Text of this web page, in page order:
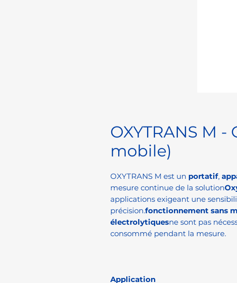
OXYTRANS M
mobile)
OXYTRANS M est un portatif,
mesure continue de la solution
applications exigeant une
précision.fonctionnement sans
électrolytiquesne sont pas
consommé pendant la mesure.
Application